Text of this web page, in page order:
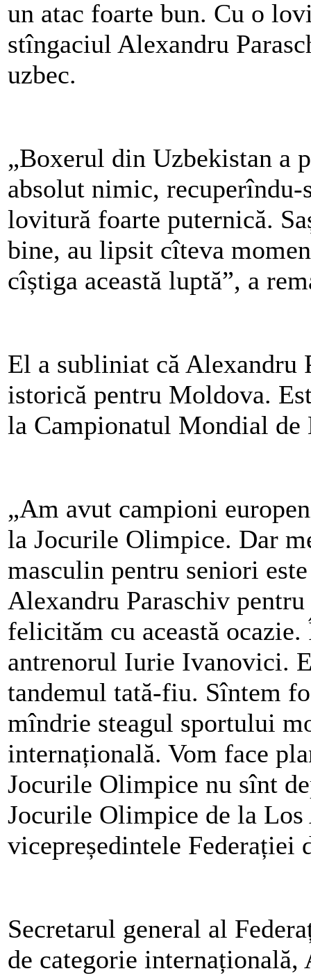
un atac foarte bun. Cu o
stîngaciul Alexandru
uzbec.
„Boxerul din Uzbekistan a
absolut nimic,
lovitură foarte puternică.
bine, au lipsit cîteva
cîștiga această luptă”, a
El a subliniat că Alexandru
istorică pentru Moldova.
la Campionatul Mondial de
„Am avut campioni
la Jocurile Olimpice. Dar
masculin pentru seniori
Alexandru Paraschiv
felicităm cu această
antrenorul Iurie Ivanovici.
tandemul tată-fiu. Sîntem
mîndrie steagul sportului
internațională. Vom face
Jocurile Olimpice nu sînt
Jocurile Olimpice de la Los
vicepreședintele Federației
Secretarul general al
de categorie